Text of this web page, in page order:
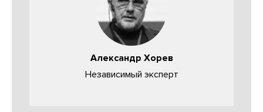
Александр Хорев
Независимый эксперт